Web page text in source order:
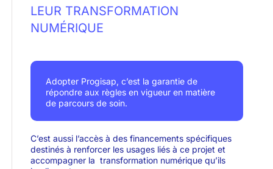
LEUR TRANSFORMATION
NUMÉRIQUE
Adopter Progisap, c’est la garantie de
répondre aux règles en vigueur en matière
de parcours de soin.
C’est aussi l’accès à des financements spécifiques
destinés à renforcer les usages liés à ce projet et
accompagner la transformation numérique qu’ils